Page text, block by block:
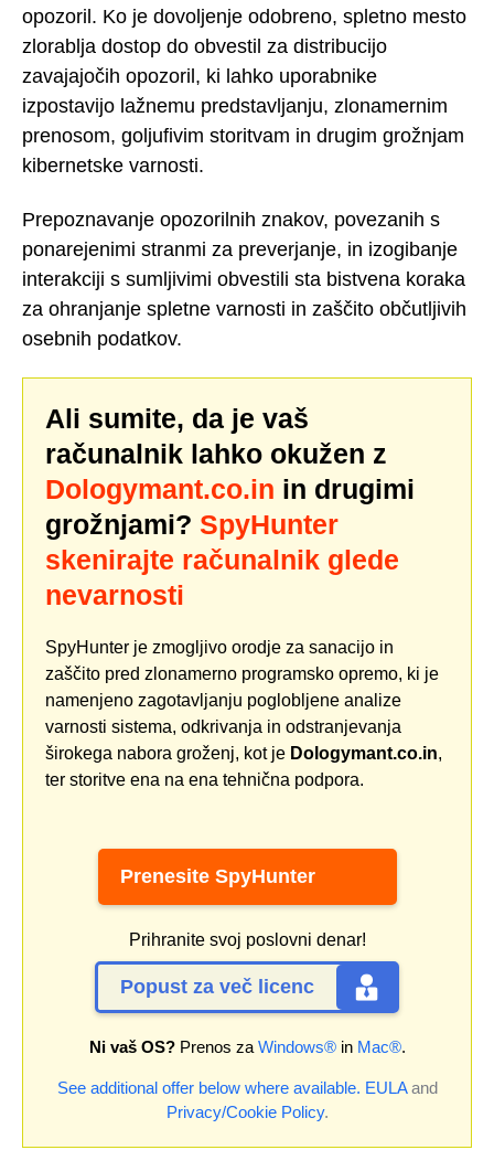
opozoril. Ko je dovoljenje odobreno, spletno mesto
zlorablja dostop do obvestil za distribucijo
zavajajočih opozoril, ki lahko uporabnike
izpostavijo lažnemu predstavljanju, zlonamernim
prenosom, goljufivim storitvam in drugim grožnjam
kibernetske varnosti.
Prepoznavanje opozorilnih znakov, povezanih s
ponarejenimi stranmi za preverjanje, in izogibanje
interakciji s sumljivimi obvestili sta bistvena koraka
za ohranjanje spletne varnosti in zaščito občutljivih
osebnih podatkov.
Ali sumite, da je vaš
računalnik lahko okužen z
Dologymant.co.in in drugimi
grožnjami? SpyHunter
skenirajte računalnik glede
nevarnosti
SpyHunter je zmogljivo orodje za sanacijo in
zaščito pred zlonamerno programsko opremo, ki je
namenjeno zagotavljanju poglobljene analize
varnosti sistema, odkrivanja in odstranjevanja
širokega nabora groženj, kot je Dologymant.co.in,
ter storitve ena na ena tehnična podpora.
Prenesite SpyHunter
Prihranite svoj poslovni denar!
Popust za več licenc
Ni vaš OS?Prenos zaWindows®in Mac®.
See additional offer below where available. EULAand
Privacy/Cookie Policy.